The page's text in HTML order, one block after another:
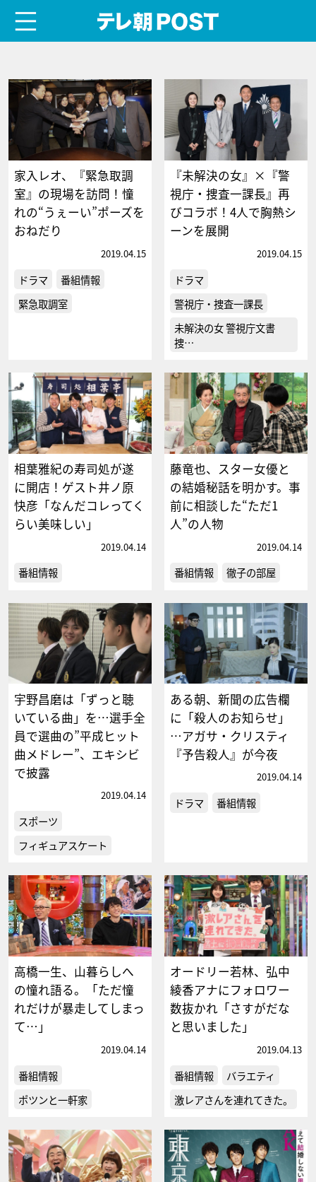
家入レオ、『緊急取調
室』の現場を訪問！憧
れの“うぇーい”ポーズを
おねだり
2019.04.15
ドラマ
番組情報
緊急取調室
『未解決の女』×『警
視庁・捜査一課長』再
びコラボ！4人で胸熱シ
ーンを展開
2019.04.15
ドラマ
警視庁・捜査一課長
未解決の女 警視庁文書
捜…
相葉雅紀の寿司処が遂
に開店！ゲスト井ノ原
快彦「なんだコレってく
らい美味しい」
2019.04.14
番組情報
藤竜也、スター女優と
の結婚秘話を明かす。事
前に相談した“ただ1
人”の人物
2019.04.14
番組情報 徹子の部屋
宇野昌磨は「ずっと聴
いている曲」を…選手全
員で選曲の”平成ヒット
曲メドレー”、エキシビ
で披露
2019.04.14
スポーツ
フィギュアスケート
ある朝、新聞の広告欄
に「殺人のお知らせ」
…アガサ・クリスティ
『予告殺人』が今夜
2019.04.14
ドラマ 番組情報
高橋一生、山暮らしへ
の憧れ語る。「ただ憧
れだけが暴走してしまっ
て…」
2019.04.14
番組情報
ポツンと一軒家
オードリー若林、弘中
綾香アナにフォロワー
数抜かれ「さすがだな
と思いました」
2019.04.13
番組情報
バラエティ
激レアさんを連れてきた。